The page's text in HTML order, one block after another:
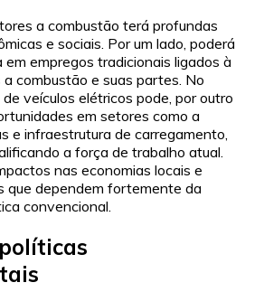
a combustão terá profundas
e sociais. Por um lado, poderá
em empregos tradicionais ligados à
combustão e suas partes. No
veículos elétricos pode, por outro
em setores como a
e infraestrutura de carregamento,
a força de trabalho atual.
nas economias locais e
que dependem fortemente da
convencional.